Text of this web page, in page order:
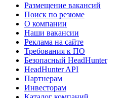
Размещение вакансий
Поиск по резюме
О компании
Наши вакансии
Реклама на сайте
Требования к ПО
Безопасный HeadHunter
HeadHunter API
Партнерам
Инвесторам